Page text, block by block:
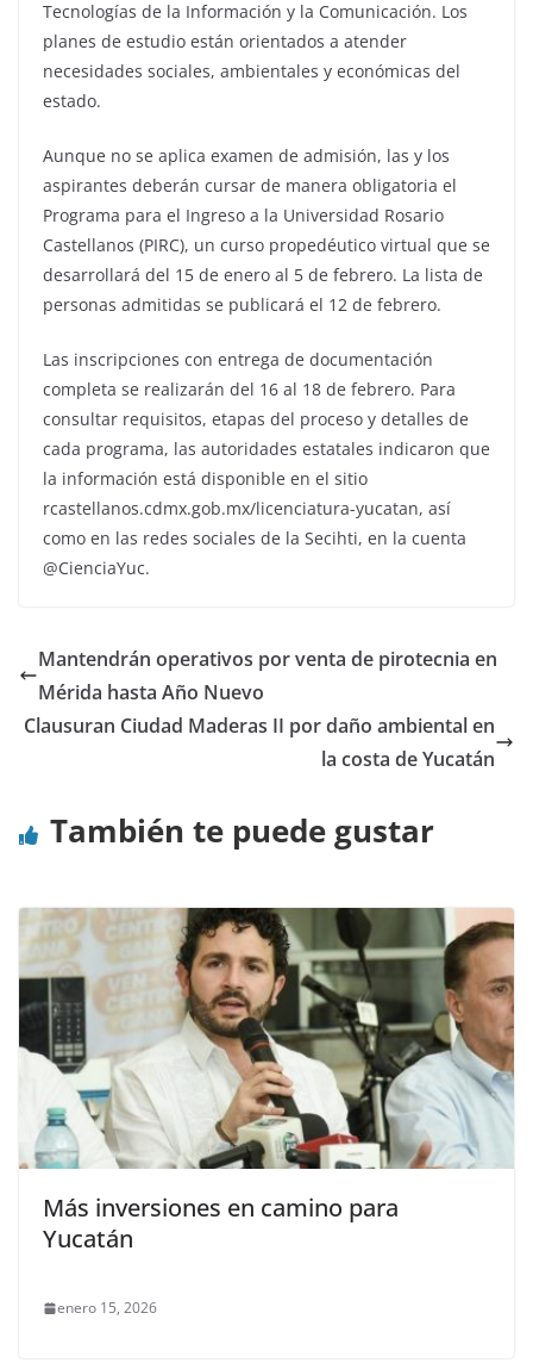
Tecnologías de la Información y la Comunicación. Los
planes de estudio están orientados a atender
necesidades sociales, ambientales y económicas del
estado.
Aunque no se aplica examen de admisión, las y los
aspirantes deberán cursar de manera obligatoria el
Programa para el Ingreso a la Universidad Rosario
Castellanos (PIRC), un curso propedéutico virtual que se
desarrollará del 15 de enero al 5 de febrero. La lista de
personas admitidas se publicará el 12 de febrero.
Las inscripciones con entrega de documentación
completa se realizarán del 16 al 18 de febrero. Para
consultar requisitos, etapas del proceso y detalles de
cada programa, las autoridades estatales indicaron que
la información está disponible en el sitio
rcastellanos.cdmx.gob.mx/licenciatura-yucatan, así
como en las redes sociales de la Secihti, en la cuenta
@CienciaYuc.
Mantendrán operativos por venta de pirotecnia en
Mérida hasta Año Nuevo
Clausuran Ciudad Maderas II por daño ambiental en
la costa de Yucatán
También te puede gustar
Más inversiones en camino para
Yucatán
enero 15, 2026